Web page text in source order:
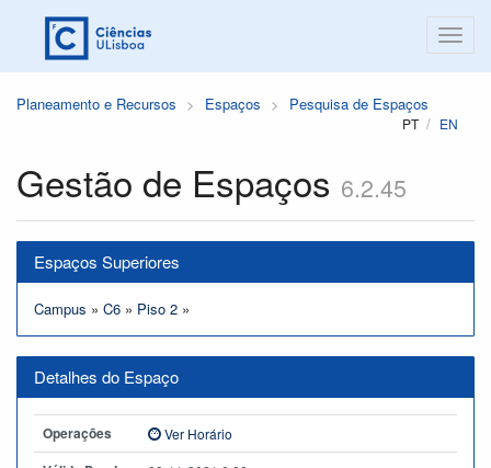
Planeamento e Recursos Espaços Pesquisa de Espaços
PT EN
Gestão de Espaços 6.2.45
Espaços Superiores
Campus » C6 » Piso 2 »
Detalhes do Espaço
Operações Ver Horário